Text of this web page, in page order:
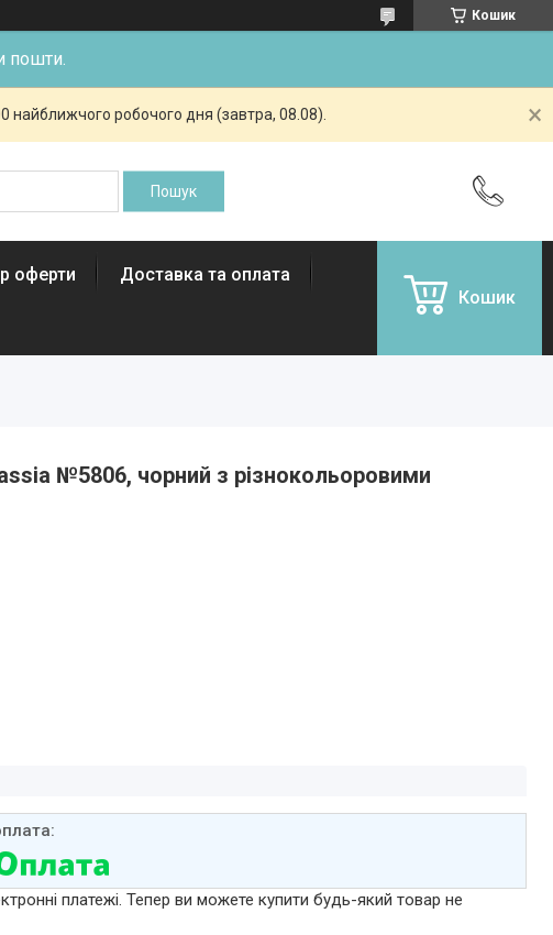
Кошик
пошти.
найближчого робочого дня (завтра, 08.08).
оферти Доставка та оплата
Кошик
№5806, чорний з різнокольоровими
платежі. Тепер ви можете купити будь-який товар не